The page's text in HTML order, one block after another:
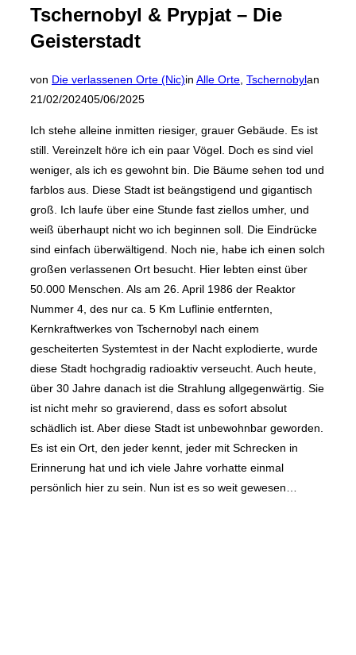
Tschernobyl & Prypjat – Die
Geisterstadt
von Die verlassenen Orte (Nic)in Alle Orte Tschernobylan
21/02/202405/06/2025
Ich stehe alleine inmitten riesiger, grauer Gebäude. Es ist
still. Vereinzelt höre ich ein paar Vögel. Doch es sind viel
weniger, als ich es gewohnt bin. Die Bäume sehen tod und
farblos aus. Diese Stadt ist beängstigend und gigantisch
groß. Ich laufe über eine Stunde fast ziellos umher, und
weiß überhaupt nicht wo ich beginnen soll. Die Eindrücke
sind einfach überwältigend. Noch nie, habe ich einen solch
großen verlassenen Ort besucht. Hier lebten einst über
50.000 Menschen. Als am 26. April 1986 der Reaktor
Nummer 4, des nur ca. 5 Km Luflinie entfernten,
Kernkraftwerkes von Tschernobyl nach einem
gescheiterten Systemtest in der Nacht explodierte, wurde
diese Stadt hochgradig radioaktiv verseucht. Auch heute,
über 30 Jahre danach ist die Strahlung allgegenwärtig. Sie
ist nicht mehr so gravierend, dass es sofort absolut
schädlich ist. Aber diese Stadt ist unbewohnbar geworden.
Es ist ein Ort, den jeder kennt, jeder mit Schrecken in
Erinnerung hat und ich viele Jahre vorhatte einmal
persönlich hier zu sein. Nun ist es so weit gewesen…